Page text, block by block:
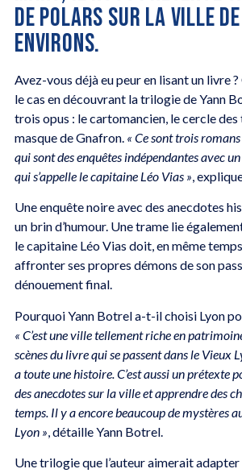
DE POLARS SUR LA VILLE
ENVIRONS.
Avez-vous déjà eu peur en lisant un livre
le cas en découvrant la trilogie de Yann
trois opus : le cartomancien, le cercle
masque de Gnafron. « Ce sont trois
qui sont des enquêtes indépendantes avec
qui s’appelle le capitaine Léo Vias »,
Une enquête noire avec des anecdotes
un brin d’humour. Une trame lie
le capitaine Léo Vias doit, en même
affronter ses propres démons de son
dénouement final.
Pourquoi Yann Botrel a-t-il choisi Lyon
« C’est une ville tellement riche en
scènes du livre qui se passent dans le Vieux
a toute une histoire. C’est aussi un prétexte
des anecdotes sur la ville et apprendre des
temps. Il y a encore beaucoup de mystères
Lyon » , détaille Yann Botrel.
Une trilogie que l’auteur aimerait adapter